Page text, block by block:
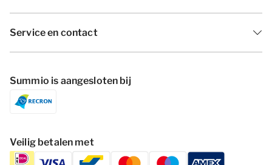
Service en contact
Summio is aangesloten bij
Veilig betalen met